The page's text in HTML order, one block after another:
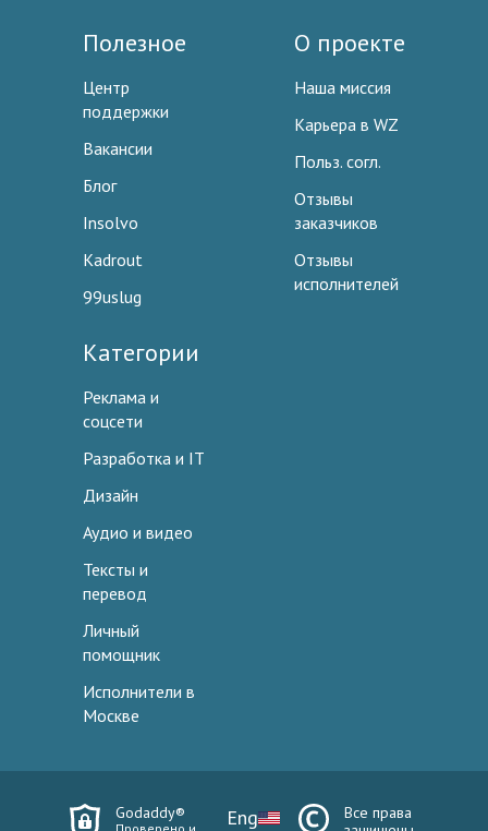
Полезное
Центр
поддержки
Вакансии
Блог
Insolvo
Kadrout
99uslug
О проекте
Наша миссия
Карьера в WZ
Польз. согл.
Отзывы
заказчиков
Отзывы
исполнителей
Категории
Реклама и
соцсети
Разработка и IT
Дизайн
Аудио и видео
Тексты и
перевод
Личный
помощник
Исполнители в
Москве
Godaddy® Eng
Все права